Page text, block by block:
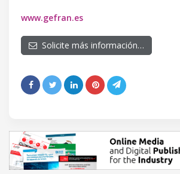
www.gefran.es
Solicite más información…